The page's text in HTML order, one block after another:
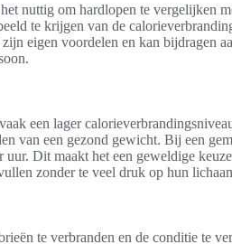
nuttig om hardlopen te vergelijken
te krijgen van de
eigen voordelen en kan bijdragen
een lager
van een gezond gewicht. Bij een
uur. Dit maakt het een geweldige
zonder te veel druk op hun
te verbranden en de conditie te